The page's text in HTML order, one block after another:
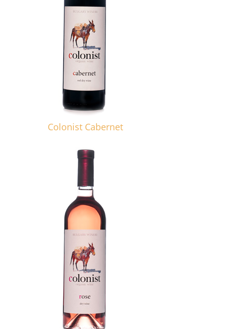
Colonist Cabernet